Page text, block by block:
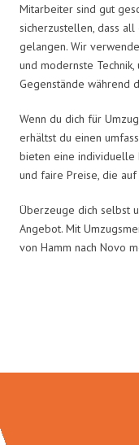
Mitarbeiter sind gut
sicherzustellen, dass
gelangen. Wir
und modernste
Gegenstände während
Wenn du dich für
erhältst du einen
bieten eine individuelle
und faire Preise, die
Überzeuge dich selbst
Angebot. Mit
von Hamm nach Novo